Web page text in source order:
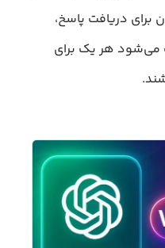
دریافت پاسخ،
می‌شود هر یک برای